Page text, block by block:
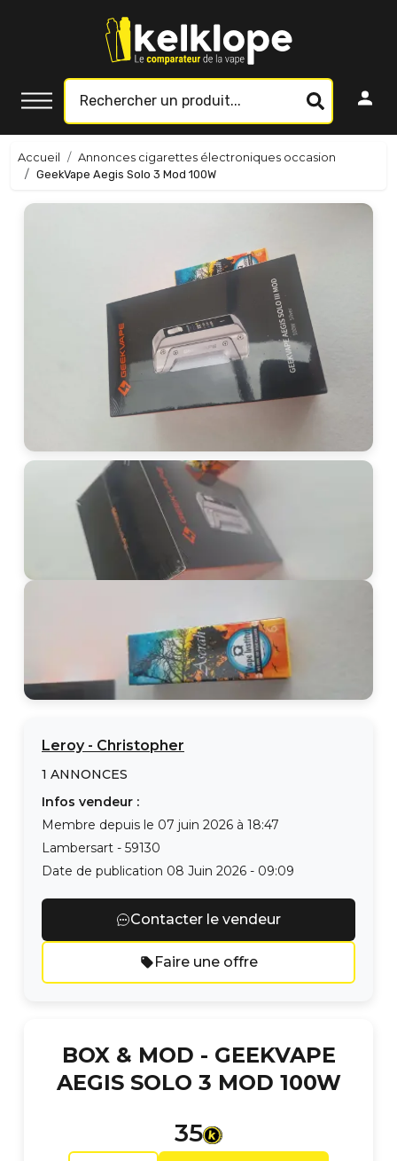
Accueil
Annonces cigarettes électroniques occasion
GeekVape Aegis Solo 3 Mod 100W
Leroy- Christopher
1 ANNONCES
Infos vendeur :
Membre depuis le 07 juin 2026 à 18:47
Lambersart - 59130
Date de publication 08 Juin 2026 - 09:09
Contacter le vendeur
Faire une offre
BOX & MOD - GEEKVAPE
AEGIS SOLO 3 MOD 100W
35